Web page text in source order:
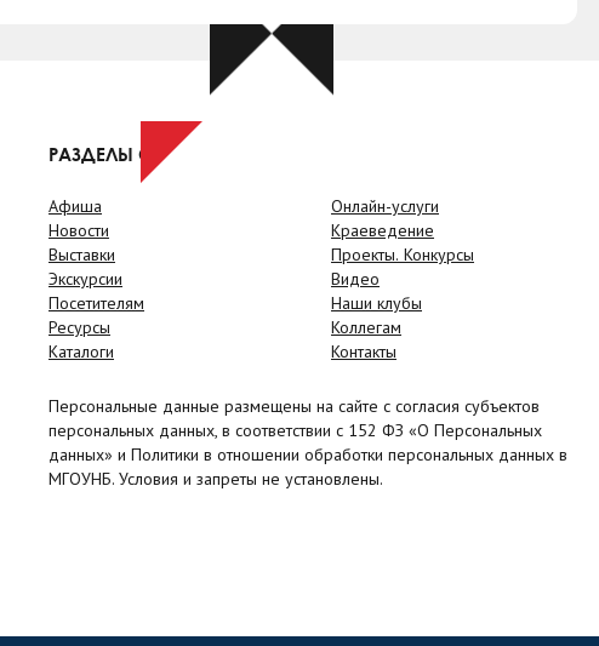
РАЗДЕЛЫ САЙТА
Афиша
Новости
Выставки
Экскурсии
Посетителям
Ресурсы
Каталоги
Онлайн-услуги
Краеведение
Проекты. Конкурсы
Видео
Наши клубы
Коллегам
Контакты
Персональные данные размещены на сайте с согласия субъектов
персональных данных, в соответствии с 152 ФЗ «О Персональных
данных» и Политики в отношении обработки персональных данных в
МГОУНБ. Условия и запреты не установлены.